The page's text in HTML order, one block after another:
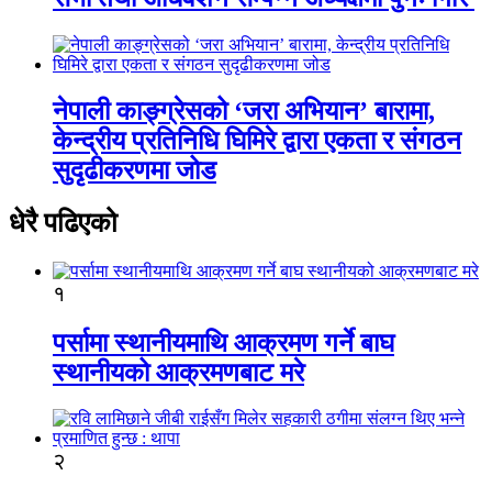
नेपाली काङ्ग्रेसको ‘जरा अभियान’ बारामा,
केन्द्रीय प्रतिनिधि घिमिरे द्वारा एकता र संगठन
सुदृढीकरणमा जोड
धेरै पढिएको
१
पर्सामा स्थानीयमाथि आक्रमण गर्ने बाघ
स्थानीयको आक्रमणबाट मरे
२